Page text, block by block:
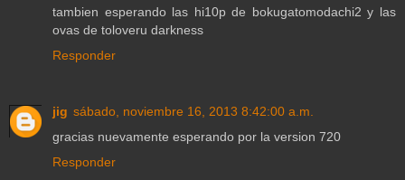
tambien esperando las hi10p de bokugatomodachi2 y las
ovas de toloveru darkness
Responder
jig sábado, noviembre 16, 2013 8:42:00 a.m.
gracias nuevamente esperando por la version 720
Responder